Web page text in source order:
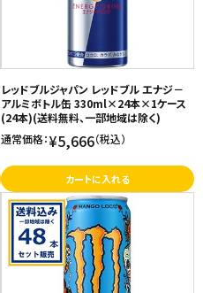
レッドブルジャパン レッドブル エナジ－
アルミボトル缶 330ml×24本×1ケース
(24本)(送料無料、一部地域は除く)
通常価格：¥5,666（税込）
カートに入れる